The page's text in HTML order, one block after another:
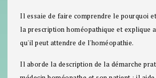
Il essaie de faire comprendre le pourquoi
la prescription homéopathique et explique
qu'il peut attendre de l'homéopathie.
Il aborde la description de la démarche